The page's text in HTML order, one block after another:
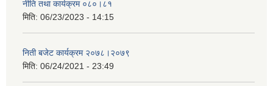
नीति तथा कार्यक्रम ०८०।८१
मिति: 06/23/2023 - 14:15
निती बजेट कार्यक्रम २०७८।२०७९
मिति: 06/24/2021 - 23:49